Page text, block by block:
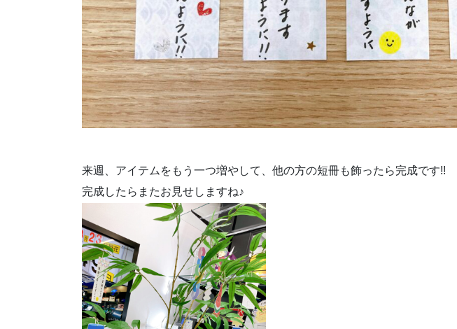
来週、アイテムをもう一つ増やして、他の方の短冊も飾ったら完成です!!
完成したらまたお見せしますね♪